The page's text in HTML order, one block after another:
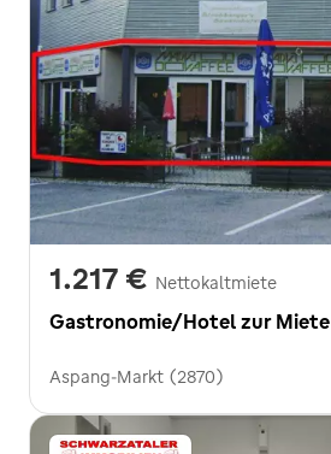
1.217 € Nettokaltmiete
Gastronomie/Hotel zur Miete
Aspang-Markt (2870)